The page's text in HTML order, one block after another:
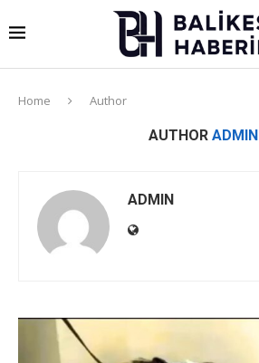
Home Author
AUTHOR ADMIN
ADMIN